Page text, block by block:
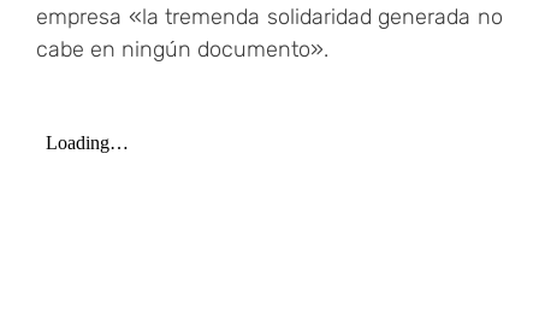
empresa «la tremenda solidaridad generada no
cabe en ningún documento».